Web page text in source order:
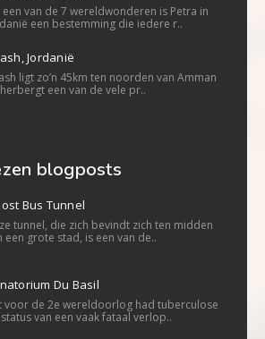
een van de 7 wereldwonderen is Petra in
een bestemming die iedere r..
Jordanië
ligt zo’n 45km ten noorden van Amman
een van de vele pr..
blogposts
Bus Tunnel
tunnel, die zich bevindt zich ten midden
een grote stad, is een van de..
Du Basil
voor de 2e wereldoorlog had tuberculose
van een vaak fataal verlop..